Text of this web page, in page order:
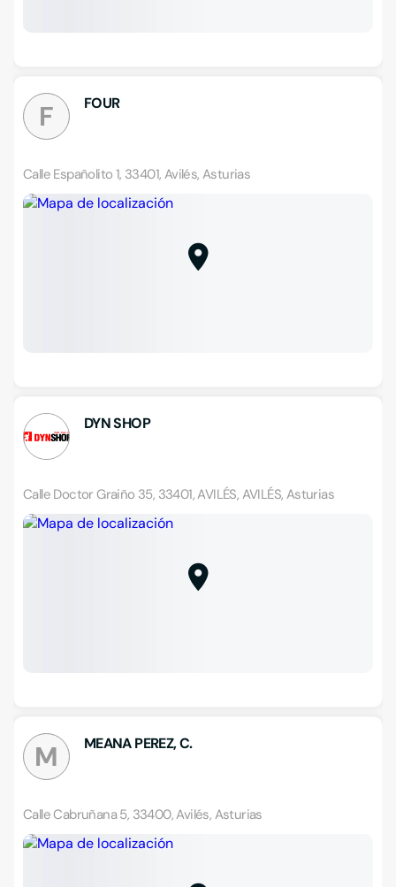
F FOUR
Calle Españolito 1, 33401, Avilés, Asturias
DYN SHOP
Calle Doctor Graiño 35, 33401, AVILÉS, AVILÉS, Asturias
M MEANA PEREZ, C.
Calle Cabruñana 5, 33400, Avilés, Asturias